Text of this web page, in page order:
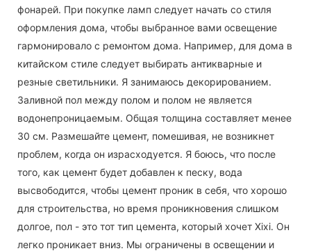
фонарей. При покупке ламп следует начать со стиля
оформления дома, чтобы выбранное вами освещение
гармонировало с ремонтом дома. Например, для дома в
китайском стиле следует выбирать антикварные и
резные светильники. Я занимаюсь декорированием.
Заливной пол между полом и полом не является
водонепроницаемым. Общая толщина составляет менее
30 см. Размешайте цемент, помешивая, не возникнет
проблем, когда он израсходуется. Я боюсь, что после
того, как цемент будет добавлен к песку, вода
высвободится, чтобы цемент проник в себя, что хорошо
для строительства, но время проникновения слишком
долгое, пол - это тот тип цемента, который хочет Xixi. Он
легко проникает вниз. Мы ограничены в освещении и